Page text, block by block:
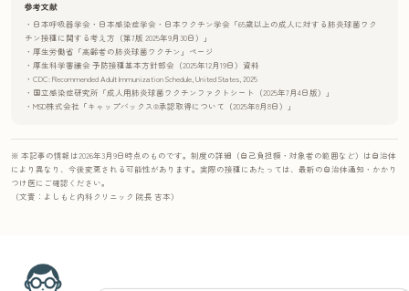
参考文献
・日本呼吸器学会・日本感染症学会・日本ワクチン学会「65歳以上の成人に対する肺炎球菌ワク
チン接種に関する考え方（第7版 2025年9月30日）」
・厚生労働省「高齢者の肺炎球菌ワクチン」ページ
・厚生科学審議会 予防接種基本方針部会（2025年12月19日）資料
・CDC: Recommended Adult Immunization Schedule, United States, 2025
・国立感染症研究所「成人用肺炎球菌ワクチンファクトシート（2025年7月4日版）」
・MSD株式会社「キャップバックス®承認取得について（2025年8月8日）」
※ 本記事の情報は2026年3月9日時点のものです。制度の詳細（自己負担額・対象者の範囲など）は自治体
により異なり、今後変更される可能性があります。実際の接種にあたっては、最新の自治体通知・かかり
つけ医にご確認ください。
（文責：よしもと内科クリニック 院長 吉本）